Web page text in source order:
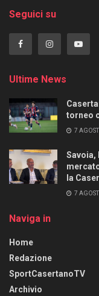
Seguici su
Ultime News
torneo
7
Savoia,
la
7
Naviga in
Home
Redazione
SportCasertanoTV
Archivio